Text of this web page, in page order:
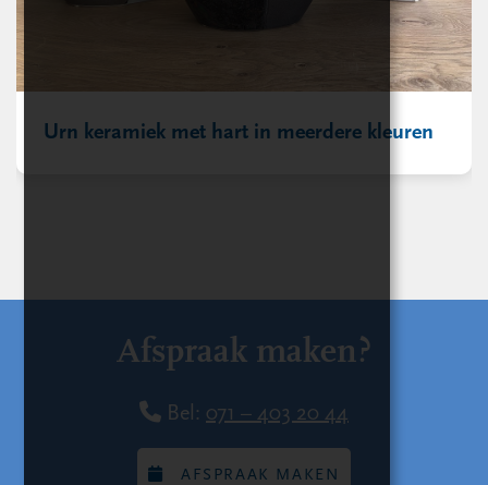
Urn keramiek met hart in meerdere kleuren
Afspraak maken?
Bel: 071 – 403 20 44
AFSPRAAK MAKEN